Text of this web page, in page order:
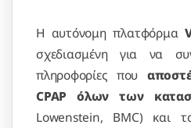
Η αυτόνομη πλατφόρμα
σχεδιασμένη για να
πληροφορίες που
CPAP όλων των
Lowenstein, BMC) και